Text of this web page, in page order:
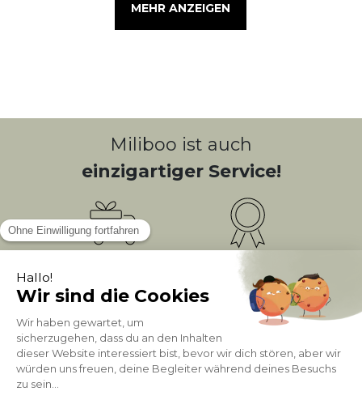
MEHR ANZEIGEN
Miliboo ist auch
einzigartiger Service!
Bonusprogramm
PUNKTE = 5